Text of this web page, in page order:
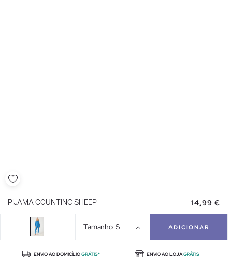
PIJAMA COUNTING SHEEP 14,99 €
Tamanho S ADICIONAR
ENVIO AO DOMICÍLIOGRÁTIS* ENVIO AO LOJAGRÁTIS